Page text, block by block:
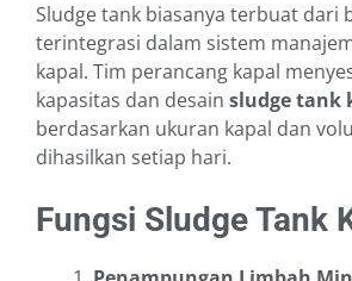
Sludge tank biasanya terbuat dari
terintegrasi dalam sistem
kapal. Tim perancang kapal
kapasitas dan desain sludge tank
berdasarkan ukuran kapal dan
dihasilkan setiap hari.
Fungsi Sludge Tank